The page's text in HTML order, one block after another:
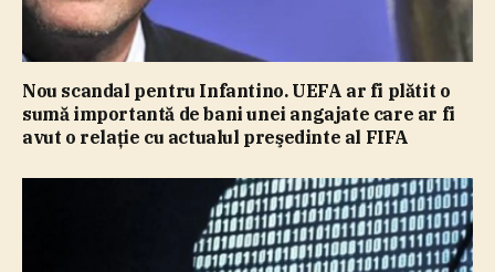
Nou scandal pentru Infantino. UEFA ar fi plătit o
sumă importantă de bani unei angajate care ar fi
avut o relaţie cu actualul preşedinte al FIFA